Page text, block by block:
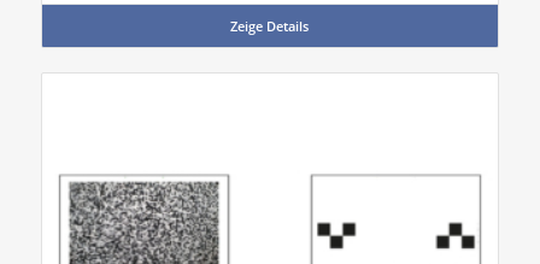
Zeige Details